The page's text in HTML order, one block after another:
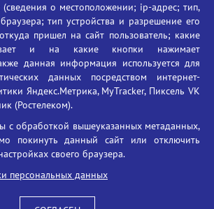
государственный университет
академика И.Г. Петровского
Время работы: пн-пт 09:00-18:00
E-mail: bryanskgu@mail.ru
Телефон: +7(4832)58-90-85
о местоположении; ip-адрес; тип,
тип устройства и разрешение его
пришел на сайт пользователь; какие
и на какие кнопки нажимает
данная информация используется для
данных посредством интернет-
Яндекс.Метрика, MyTracker, Пиксель VK
(Ростелеком).
с обработкой вышеуказанных метаданных,
покинуть данный сайт или отключить
своего браузера.
персональных данных